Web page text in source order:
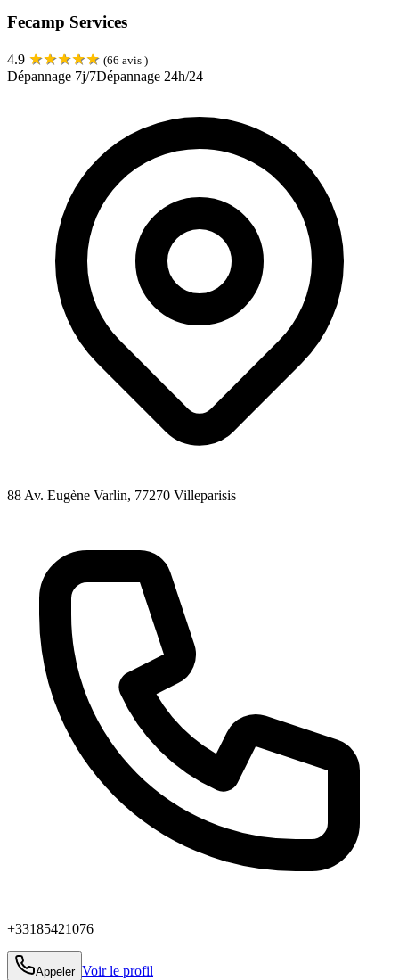
Fecamp Services
4.9 ★★★★★ (66 avis )
Dépannage 7j/7Dépannage 24h/24
88 Av. Eugène Varlin, 77270 Villeparisis
+33185421076
Appeler Voir le profil